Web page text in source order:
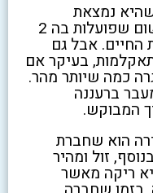
נמצאת
במיקום גיאוגרפי נגיש ונוח, משום שפועלות בה 2
החיים. אבל גם
בעיקר אם
כמה שיותר מהר.
ברעננה
המבוקש.
הוא שחברת
זול ומהיר
ריקה מאשר